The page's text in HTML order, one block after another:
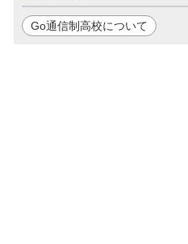
Go通信制高校について